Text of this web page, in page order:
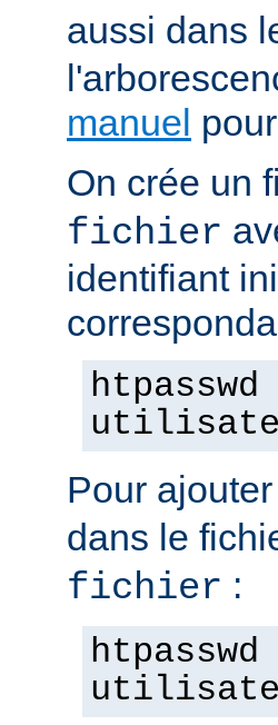
aussi dans
manuel
On crée un
fichier
identifiant
Pour
dans le
fichier :